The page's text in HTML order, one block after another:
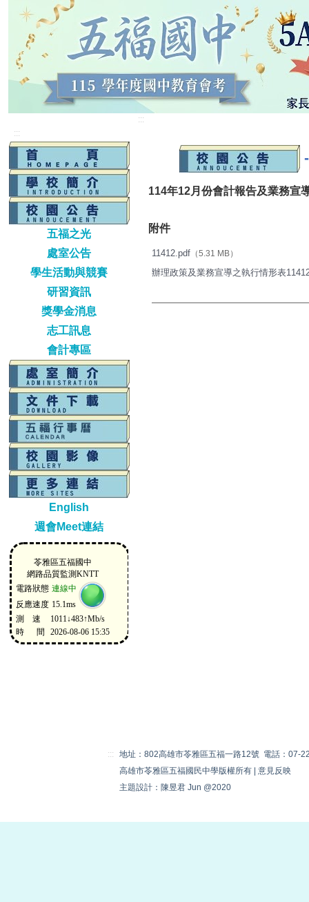
:::
五福之光
處室公告
學生活動與競賽
研習資訊
獎學金消息
志工訊息
會計專區
English
週會Meet連結
:::
114年12月份會計報告及業務宣
附件
11412.pdf （5.31 MB）
辦理政策及業務宣導之執行情形表
:::
地址：802高雄市苓雅區五福一路12號 電話：07-
高雄市苓雅區五福國民中學版權所有 | 意見反映
主題設計：陳昱君 Jun @2020